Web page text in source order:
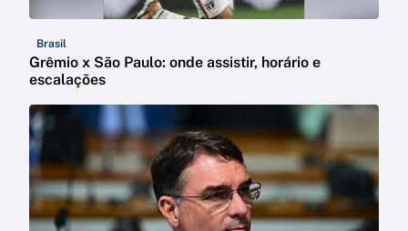
Brasil
Grêmio x São Paulo: onde assistir, horário e
escalações